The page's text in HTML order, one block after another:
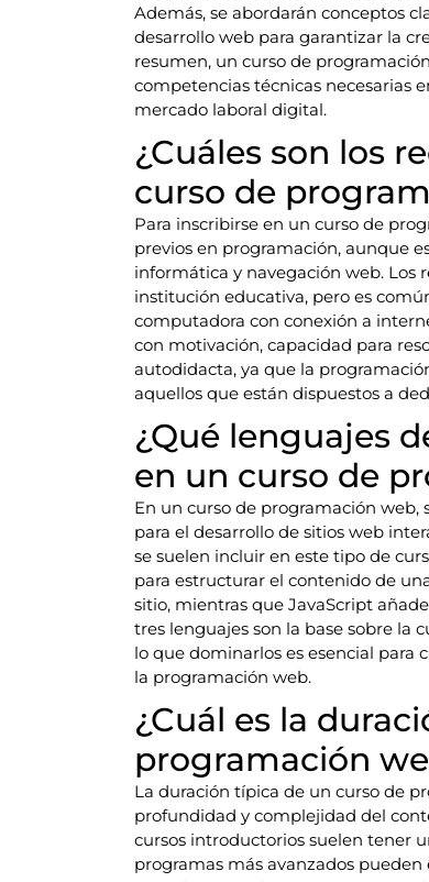
Además, se abordarán conceptos
desarrollo web para garantizar la
resumen, un curso de
competencias técnicas necesarias
mercado laboral digital.
¿Cuáles son los
curso de
Para inscribirse en un curso de
previos en programación, aunque
informática y navegación web. Los
institución educativa, pero es
computadora con conexión a
con motivación, capacidad para
autodidacta, ya que la
aquellos que están dispuestos a
¿Qué lenguajes
en un curso de
En un curso de programación
para el desarrollo de sitios web
se suelen incluir en este tipo de
para estructurar el contenido de
sitio, mientras que JavaScript
tres lenguajes son la base sobre la
lo que dominarlos es esencial
la programación web.
¿Cuál es la
programación
La duración típica de un curso de
profundidad y complejidad del
cursos introductorios suelen tener
programas más avanzados